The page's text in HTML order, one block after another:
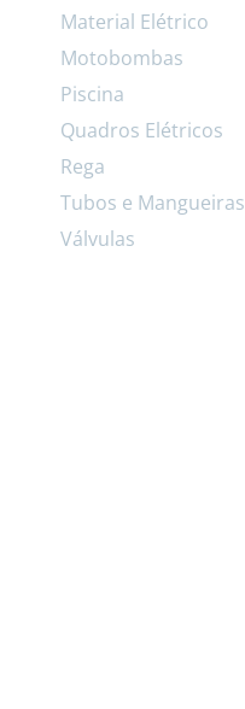
Material Elétrico
Motobombas
Piscina
Quadros Elétricos
Rega
Tubos e Mangueiras
Válvulas